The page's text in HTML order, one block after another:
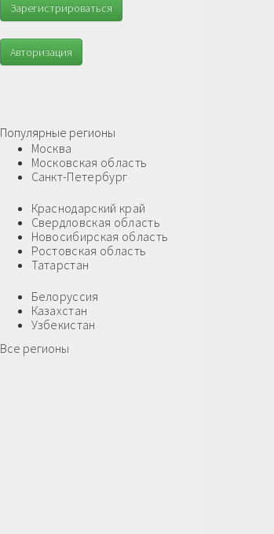
Зарегистрироваться
Авторизация
Популярные регионы
Москва
Московская область
Санкт-Петербург
Краснодарский край
Свердловская область
Новосибирская область
Ростовская область
Татарстан
Белоруссия
Казахстан
Узбекистан
Все регионы